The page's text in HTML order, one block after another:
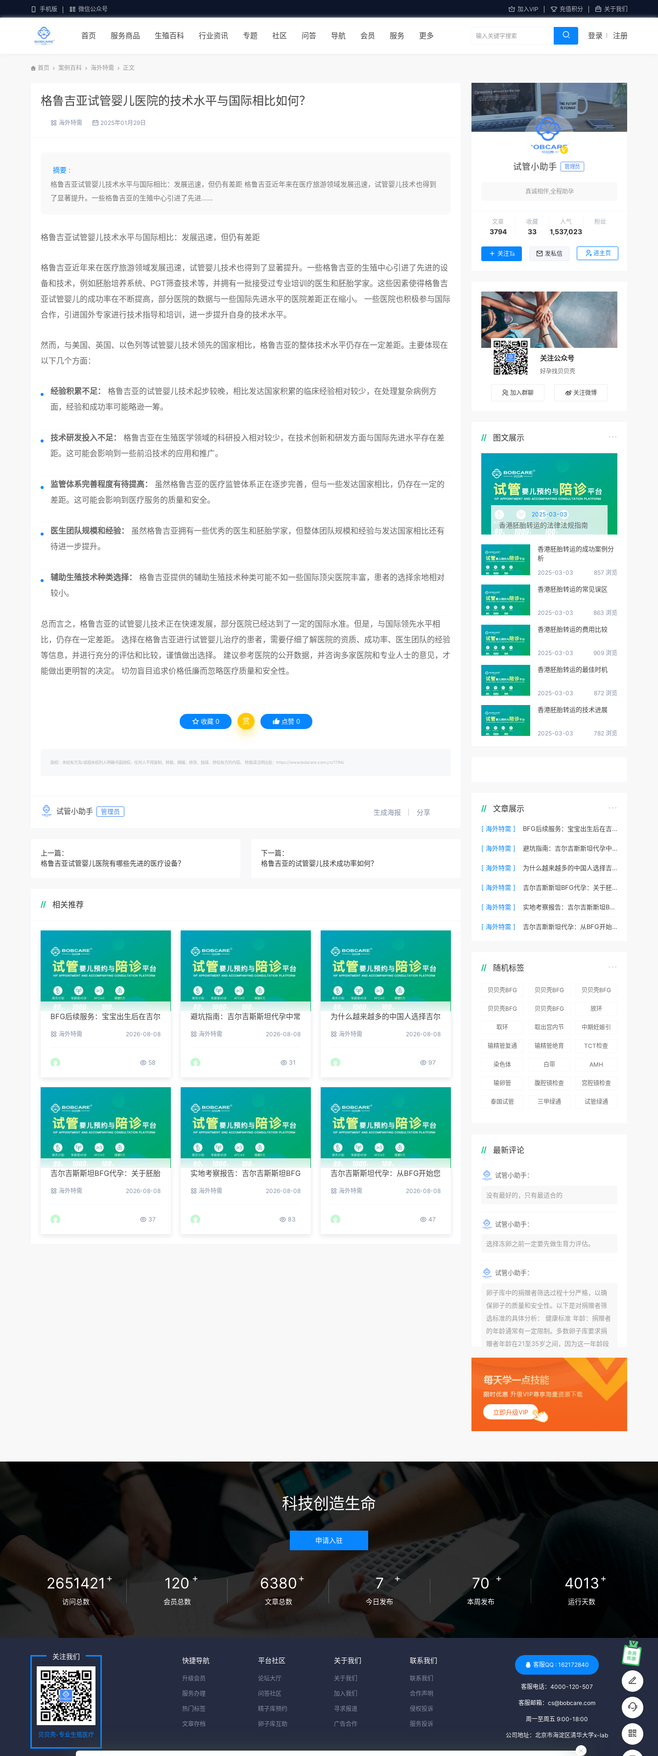
手机版 微信公众号 加入VIP 充值积分 关于我们
首页 服务商品 生殖百科 行业资讯 专题 社区 问答 导航 会员 服务 更多 登录 注册
首页 案例百科 海外特需 正文
格鲁吉亚试管婴儿医院的技术水平与国际相比如何？
海外特需 2025年01月29日
摘要 :
格鲁吉亚试管婴儿技术水平与国际相比：发展迅速，但仍有差距 格鲁吉亚近年来在医疗旅游领域发展迅速，试管婴儿技术也得到
了显著提升。一些格鲁吉亚的生殖中心引进了先进……
格鲁吉亚试管婴儿技术水平与国际相比：发展迅速，但仍有差距
格鲁吉亚近年来在医疗旅游领域发展迅速，试管婴儿技术也得到了显著提升。一些格鲁吉亚的生殖中心引进了先进的设
备和技术，例如胚胎培养系统、PGT筛查技术等，并拥有一批接受过专业培训的医生和胚胎学家。这些因素使得格鲁吉
亚试管婴儿的成功率在不断提高，部分医院的数据与一些国际先进水平的医院差距正在缩小。 一些医院也积极参与国际
合作，引进国外专家进行技术指导和培训，进一步提升自身的技术水平。
然而，与美国、英国、以色列等试管婴儿技术领先的国家相比，格鲁吉亚的整体技术水平仍存在一定差距。主要体现在
以下几个方面：
经验积累不足：
格鲁吉亚的试管婴儿技术起步较晚，相比发达国家积累的临床经验相对较少，在处理复杂病例方
面，经验和成功率可能略逊一筹。
技术研发投入不足：
格鲁吉亚在生殖医学领域的科研投入相对较少，在技术创新和研发方面与国际先进水平存在差
距。这可能会影响到一些前沿技术的应用和推广。
监管体系完善程度有待提高：
虽然格鲁吉亚的医疗监管体系正在逐步完善，但与一些发达国家相比，仍存在一定的
差距。这可能会影响到医疗服务的质量和安全。
医生团队规模和经验：
虽然格鲁吉亚拥有一些优秀的医生和胚胎学家，但整体团队规模和经验与发达国家相比还有
待进一步提升。
辅助生殖技术种类选择：
格鲁吉亚提供的辅助生殖技术种类可能不如一些国际顶尖医院丰富，患者的选择余地相对
较小。
总而言之，格鲁吉亚的试管婴儿技术正在快速发展，部分医院已经达到了一定的国际水准。但是，与国际领先水平相
比，仍存在一定差距。 选择在格鲁吉亚进行试管婴儿治疗的患者，需要仔细了解医院的资质、成功率、医生团队的经验
等信息，并进行充分的评估和比较，谨慎做出选择。 建议参考医院的公开数据，并咨询多家医院和专业人士的意见，才
能做出更明智的决定。 切勿盲目追求价格低廉而忽略医疗质量和安全性。
收藏 0 赏 点赞 0
版权：未经有方及/或相关权利人明确书面授权，任何人不得复制、转载、摘编、修改、链接、转帖有方的内容。 转载请注明出处：https://www.bobcare.com.cn/1794/
试管小助手 管理员 生成海报 分享
上一篇：
格鲁吉亚试管婴儿医院有哪些先进的医疗设备？
下一篇：
格鲁吉亚的试管婴儿技术成功率如何？
相关推荐
BFG后续服务：宝宝出生后在吉尔
海外特需 2026-08-08
58
避坑指南：吉尔吉斯斯坦代孕中常
海外特需 2026-08-08
31
为什么越来越多的中国人选择吉尔
海外特需 2026-08-08
97
吉尔吉斯斯坦BFG代孕：关于胚胎
海外特需 2026-08-08
37
实地考察报告：吉尔吉斯斯坦BFG
海外特需 2026-08-08
83
吉尔吉斯斯坦代孕：从BFG开始您
海外特需 2026-08-08
47
试管小助手 管理员
真诚相伴,全程助孕
文章
3794
收藏
33
人气
1,537,023
粉丝
关注Ta 发私信 进主页
关注公众号
好孕找贝贝壳
加入群聊 关注微博
图文展示
2025-03-03
香港胚胎转运的法律法规指南
香港胚胎转运的成功案例分
析
2025-03-03 857 浏览
香港胚胎转运的常见误区
2025-03-03 863 浏览
香港胚胎转运的费用比较
2025-03-03 909 浏览
香港胚胎转运的最佳时机
2025-03-03 872 浏览
香港胚胎转运的技术进展
2025-03-03 782 浏览
文章展示
[ 海外特需 ] BFG后续服务：宝宝出生后在吉尔吉斯斯坦的体检与回国
[ 海外特需 ] 避坑指南：吉尔吉斯斯坦代孕中常见的五个陷阱
[ 海外特需 ] 为什么越来越多的中国人选择吉尔吉斯斯坦BFG？
[ 海外特需 ] 吉尔吉斯斯坦BFG代孕：关于胚胎冷冻与续费的说明
[ 海外特需 ] 实地考察报告：吉尔吉斯斯坦BFG医院环境真实记录
[ 海外特需 ] 吉尔吉斯斯坦代孕：从BFG开始您的新生活
随机标签
贝贝壳BFG
坦就诊患者
贝贝壳BFG
96.3%，“医
得分最高
贝贝壳BFG
划”：抱娃
贝贝壳BFG
资源库志愿
贝贝壳BFG
海外辅助生
放环
取环
取出宫内节
中期妊娠引
输精管复通
输精管绝育
TCT检查
染色体 白带 AMH
输卵管 腹腔镜检查 宫腔镜检查
泰国试管 三甲绿通 试管绿通
最新评论
试管小助手：
没有最好的，只有最适合的
试管小助手：
选择冻卵之前一定要先做生育力评估。
试管小助手：
卵子库中的捐赠者筛选过程十分严格，以确
保卵子的质量和安全性。以下是对捐赠者筛
选标准的具体分析： 健康标准 年龄：捐赠者
的年龄通常有一定限制。多数卵子库要求捐
赠者年龄在21至35岁之间，因为这一年龄段
女性的卵子质量相对较高。不过，不同卵子
库的具体年龄要求可能有所不同。 身体质量
指数（BMI）：捐赠者的BMI通常需要在正常
范围内，以确保其身体健康状况良好。过高
的BMI可能与多种健康问题相关联，包括不孕
症和妊娠并发症。 生殖健康：捐赠者需要有
规律的月经期，无生殖障碍或异常问题。此
赠者及其家庭成员需要无严重的遗传病史、
传染病检查：捐赠者需要进行全面的传染病
检查，包括乙肝、丙肝、HIV、梅毒等。这些
检查旨在确保捐赠者未携带任何可传染给受
卵者的病原体。 药物与生活习惯：捐赠者需
要是非尼古丁使用者、非吸烟者、非吸毒
者，并且未使用可能影响卵子质量的药物，
如某些精神药物和避孕植入物。 学历与心理
标准 学历要求：部分卵子库对捐赠者的学历
为捐赠者，但这并不是绝对的筛选条件。 心
估，以确定其对捐赠过程的态度、理解可能
遇到的问题以及未来与受卵者的关系。这有
助于确保捐赠者在捐赠过程中保持积极的心
态，并理解其捐赠行为的意义。 其他标准 责
尊重预约和时间表。这有助于确保捐赠周期
的顺利进行，并保障受卵者的权益。 面试与
立即升级VIP
科技创造生命
申请入驻
2651421 +
访问总数
120+
会员总数
6380 +
文章总数
7 +
今日发布
70 +
本周发布
4013 +
运行天数
关注我们
贝贝壳-专业生殖医疗
服务
快捷导航
升级会员
服务办理
热门标签
文章存档
平台社区
论坛大厅
问答社区
精子库预约
卵子库互助
关于我们
关于我们
加入我们
寻求报道
广告合作
联系我们
联系我们
合作声明
侵权投诉
服务投诉
客服QQ : 162172840
客服电话：4000-120-507
客服邮箱：cs@bobcare.com
周一至周五 9:00-18:00
公司地址：北京市海淀区清华大学x-lab